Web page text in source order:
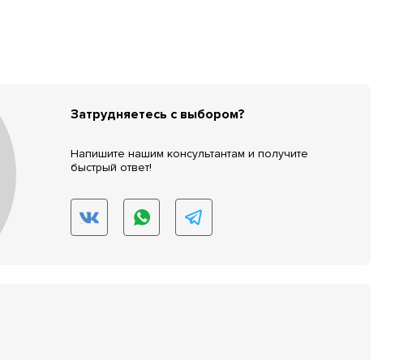
Затрудняетесь с выбором?
Напишите нашим консультантам и получите
быстрый ответ!